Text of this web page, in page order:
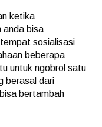
ketika
anda bisa
sosialisasi
beberapa
untuk ngobrol satu
berasal dari
bertambah